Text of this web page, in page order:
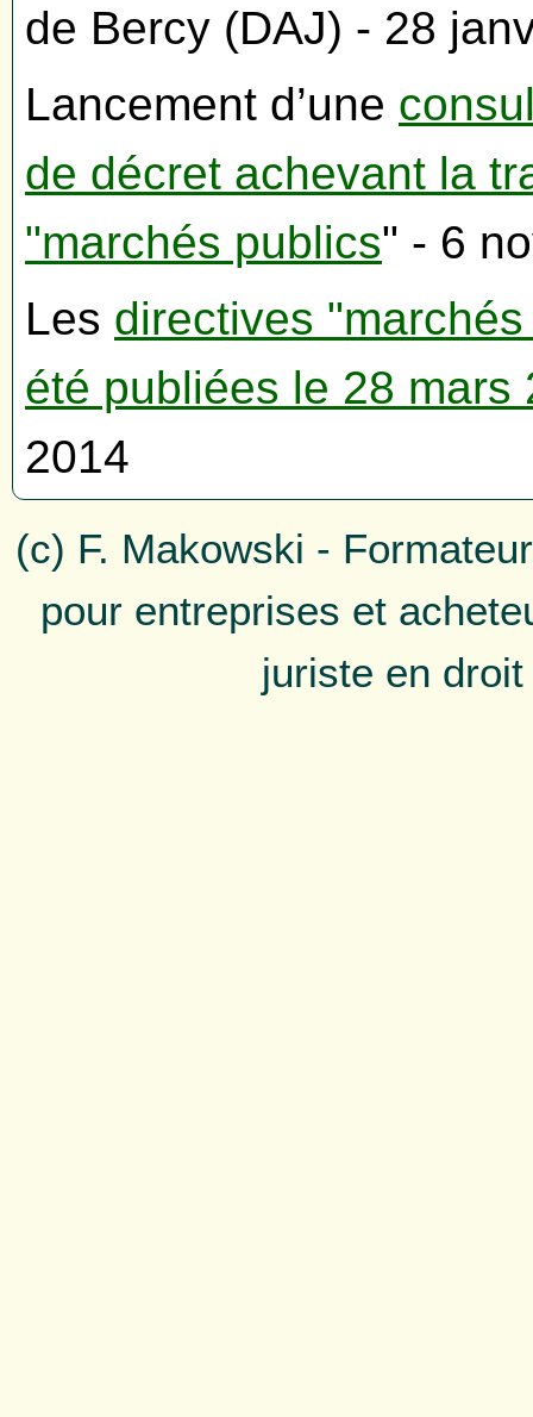
de Bercy (DAJ) - 28
Lancement d’une
de décret achevant la
"marchés publics" - 6
Les directives
été publiées le 28 mars
2014
(c) F. Makowski -
pour entreprises et
juriste en